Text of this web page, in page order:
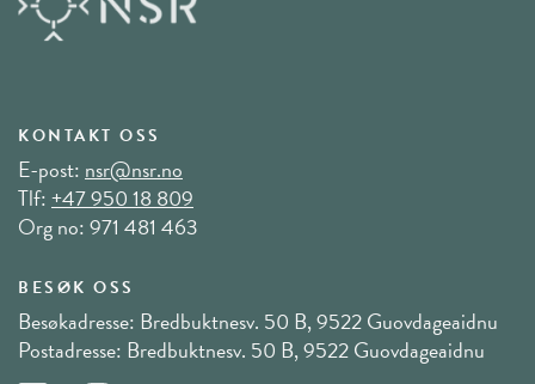
KONTAKT OSS
E-post: nsr@nsr.no
Tlf:+47 950 18 809
Org no: 971 481 463
BESØK OSS
Besøkadresse: Bredbuktnesv. 50 B, 9522 Guovdageaidnu
Postadresse: Bredbuktnesv. 50 B, 9522 Guovdageaidnu